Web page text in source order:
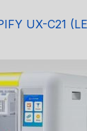
UX-C21